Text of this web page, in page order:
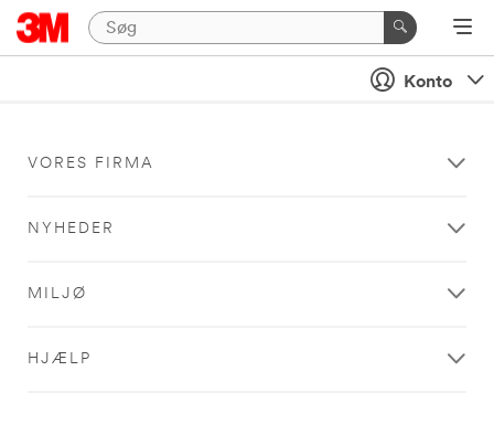
Konto
VORES FIRMA
NYHEDER
MILJØ
HJÆLP